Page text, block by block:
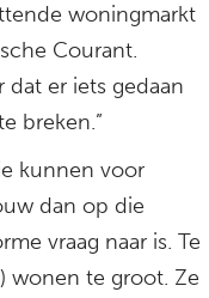
woningmarkt
Courant.
dat er iets gedaan
breken.”
kunnen voor
dan op die
vraag naar is. Te
wonen te groot. Ze